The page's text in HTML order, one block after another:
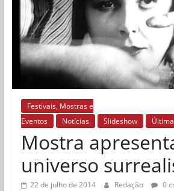
Festivais, Mostras e
Eventos
Notícias Slideshow
Mostra
universo
22 de julho de 2014 Redação
0